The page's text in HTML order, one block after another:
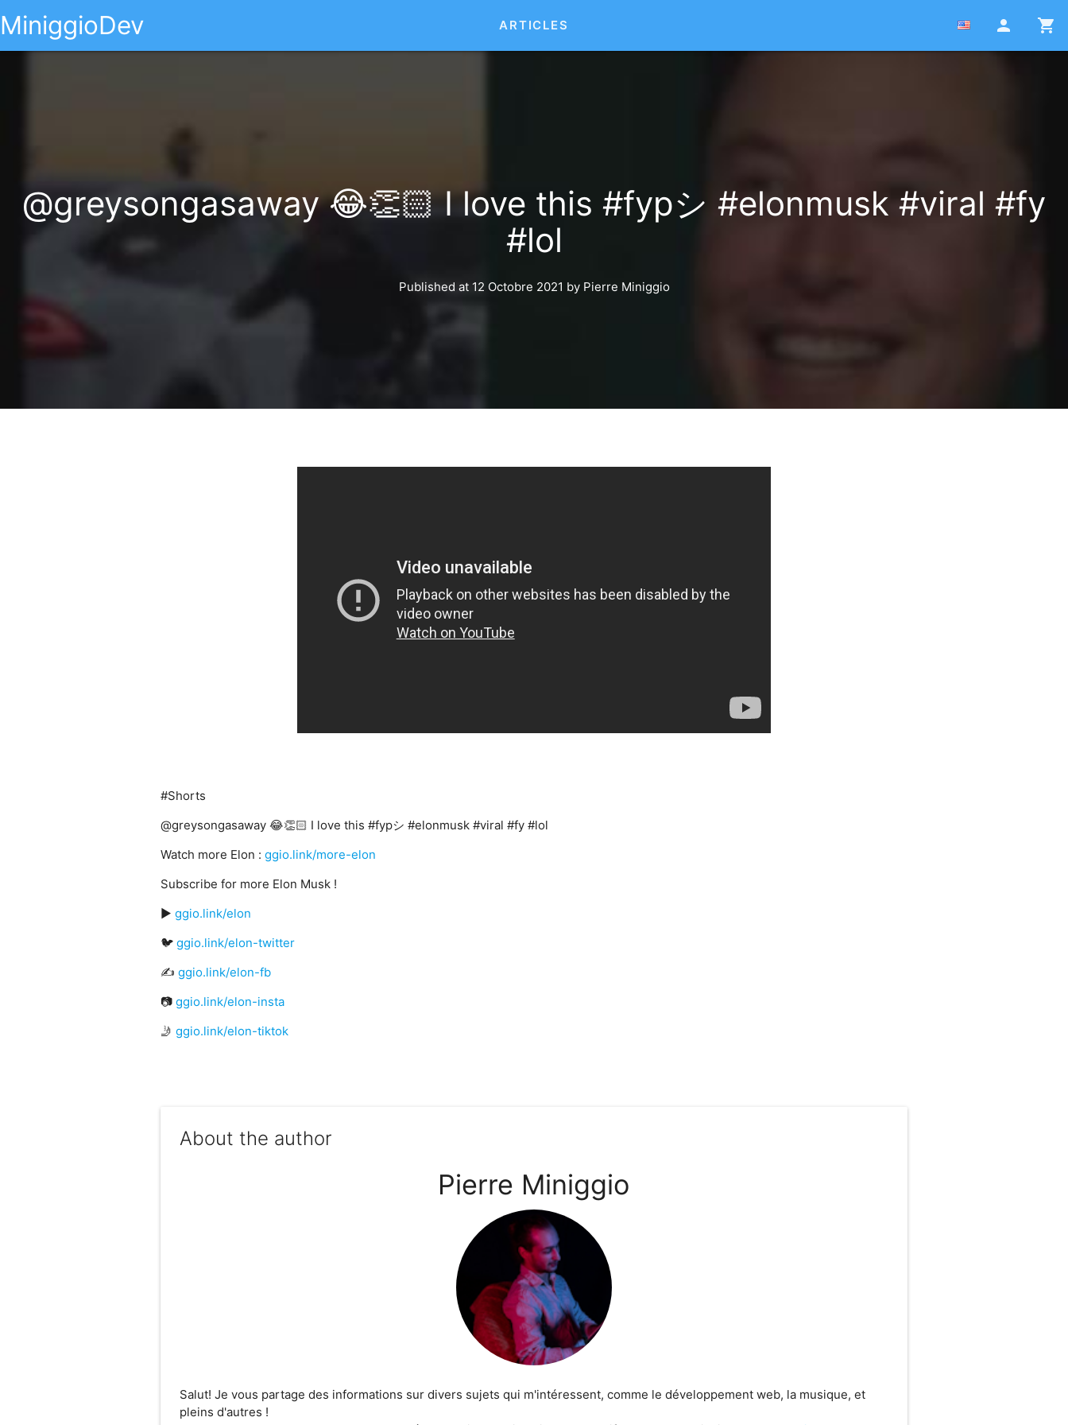
MiniggioDev ARTICLES person shopping_cart
@greysongasaway 😂👏🏻 I love this #fypシ #elonmusk #viral #fy
#lol
Published at 12 Octobre 2021 by Pierre Miniggio
#Shorts
@greysongasaway 😂👏🏻 I love this #fypシ #elonmusk #viral #fy #lol
Watch more Elon : ggio.link/more-elon
Subscribe for more Elon Musk !
▶️ ggio.link/elon
🐦 ggio.link/elon-twitter
✍ ggio.link/elon-fb
📷 ggio.link/elon-insta
🤳 ggio.link/elon-tiktok
About the author
Pierre Miniggio
Salut! Je vous partage des informations sur divers sujets qui m'intéressent, comme le développement web, la musique, et
pleins d'autres !